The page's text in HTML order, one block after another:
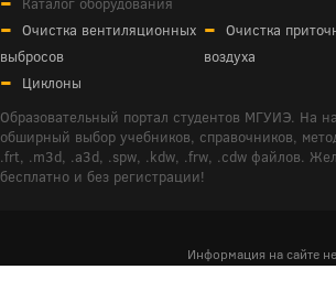
Очистка вентиляционных
выбросов
Очистка
воздуха
Циклоны
Образовательный портал студентов МГУИЭ. На
обширный выбор учебников, справочников,
.frt, .m3d, .a3d, .spw, .kdw, .frw, .cdw файлов.
бесплатно и без регистрации!
Информация на сайте